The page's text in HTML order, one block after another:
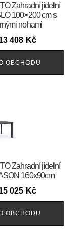
Zahradní jídelní
100×200 cm s
nohami
408 Kč
OBCHODU
Zahradní jídelní
160x90cm
025 Kč
OBCHODU